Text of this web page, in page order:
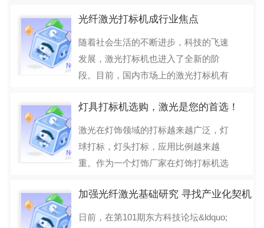
能量密度
2017-02-17
光纤激光打标机成行业焦点
随着社会生活的不断进步，科技的飞速
发展，激光打标机也进入了全新的阶
段。目前，国内市场上的激光打标机有
2017-02-17
灯具打标机选购，激光是您的首选！
激光在灯饰领域的打标越来越广泛，灯
球打标，灯头打标，应用比例越来越
重。作为一个灯饰厂家在灯饰打标机选
有接触
2017-02-11
加强光纤激光基础研究 寻找产业化契机
日前，在第101期东方科技论坛&ldquo;